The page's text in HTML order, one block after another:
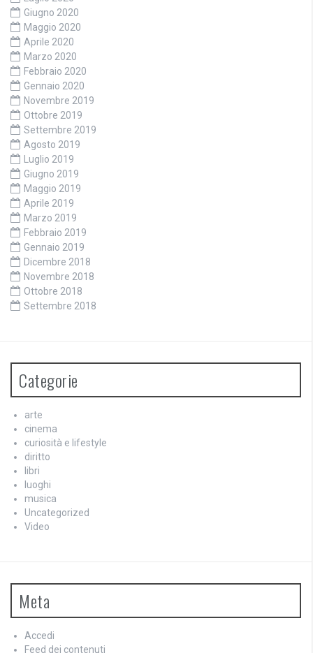
Giugno 2020
Maggio 2020
Aprile 2020
Marzo 2020
Febbraio 2020
Gennaio 2020
Novembre 2019
Ottobre 2019
Settembre 2019
Agosto 2019
Luglio 2019
Giugno 2019
Maggio 2019
Aprile 2019
Marzo 2019
Febbraio 2019
Gennaio 2019
Dicembre 2018
Novembre 2018
Ottobre 2018
Settembre 2018
Categorie
arte
cinema
curiosità e lifestyle
diritto
libri
luoghi
musica
Uncategorized
Video
Meta
Accedi
Feed dei contenuti